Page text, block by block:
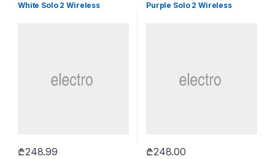
White Solo 2 Wireless
₾248.99
Purple Solo 2 Wireless
₾248.00